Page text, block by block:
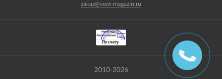
zakaz@vent-magazin.ru
2010-2026